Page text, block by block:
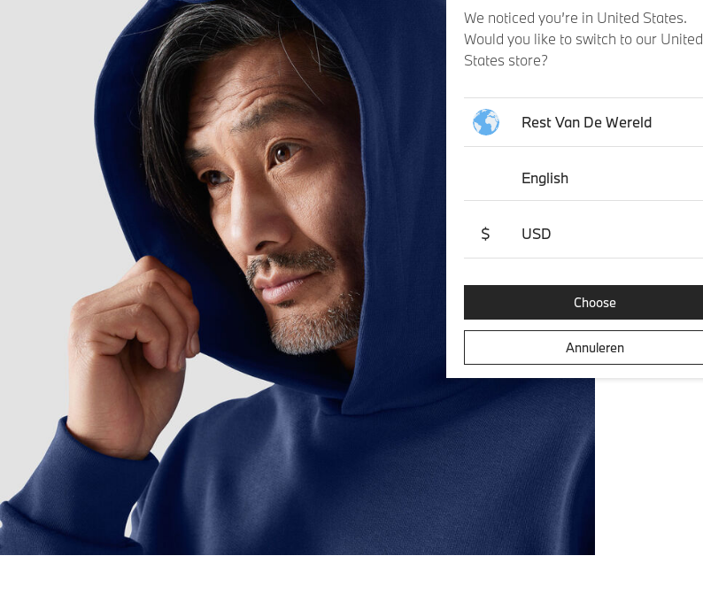
We noticed you’re in United States.
Would you like to switch to our United
States store?
Rest Van De Wereld
English
$ USD
Choose
Annuleren